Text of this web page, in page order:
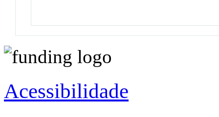
Acessibilidade